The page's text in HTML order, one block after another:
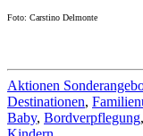
Foto: Carstino Delmonte
Aktionen
Destinationen,
Baby, Bordverpflegung,